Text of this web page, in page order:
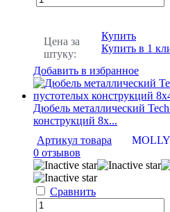
Цена за
штуку:
Купить
Купить в 1
Добавить в избранное
Дюбель металлический
конструкций 8х...
Артикул товара
0 отзывов
Сравнить